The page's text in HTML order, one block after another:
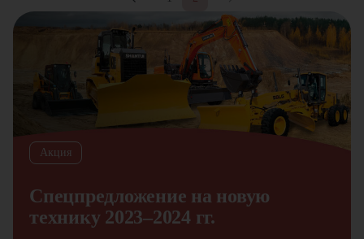
Акция
Спецпредложение на новую
технику 2023–2024 гг.